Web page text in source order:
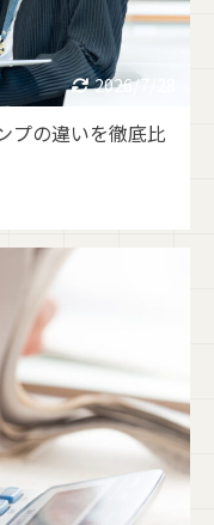
2026/7/28
プの違いを徹底比